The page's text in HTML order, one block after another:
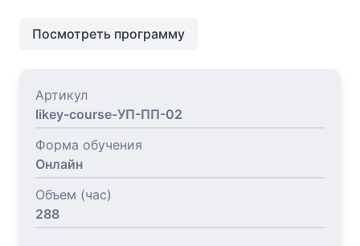
Посмотреть программу
Артикул
likey-course-УП-ПП-02
Форма обучения
Онлайн
Объем (час)
288